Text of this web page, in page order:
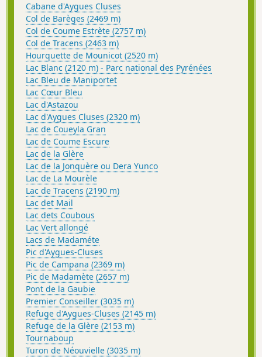
Cabane d'Aygues Cluses
Col de Barèges (2469 m)
Col de Coume Estrète (2757 m)
Col de Tracens (2463 m)
Hourquette de Mounicot (2520 m)
Lac Blanc (2120 m) - Parc national des Pyrénées
Lac Bleu de Maniportet
Lac Cœur Bleu
Lac d'Astazou
Lac d'Aygues Cluses (2320 m)
Lac de Coueyla Gran
Lac de Coume Escure
Lac de la Glère
Lac de la Jonquère ou Dera Yunco
Lac de La Mourèle
Lac de Tracens (2190 m)
Lac det Mail
Lac dets Coubous
Lac Vert allongé
Lacs de Madaméte
Pic d'Aygues-Cluses
Pic de Campana (2369 m)
Pic de Madamète (2657 m)
Pont de la Gaubie
Premier Conseiller (3035 m)
Refuge d'Aygues-Cluses (2145 m)
Refuge de la Glère (2153 m)
Tournaboup
Turon de Néouvielle (3035 m)